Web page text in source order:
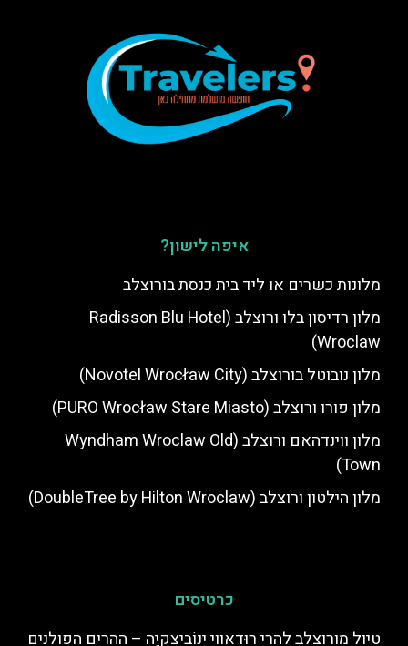
איפה לישון?
מלונות כשרים או ליד בית כנסת בורוצלב
מלון רדיסון בלו ורוצלב (Radisson Blu Hotel
Wroclaw)
מלון נובוטל בורוצלב (Novotel Wrocław City)
מלון פורו ורוצלב (PURO Wrocław Stare Miasto)
מלון ווינדהאם ורוצלב (Wyndham Wroclaw Old
Town)
מלון הילטון ורוצלב (DoubleTree by Hilton Wroclaw)
כרטיסים
טיול מורוצלב להרי רוּדָאוִוי יָנוֹבִיצְקִיֶה – ההרים הפולנים